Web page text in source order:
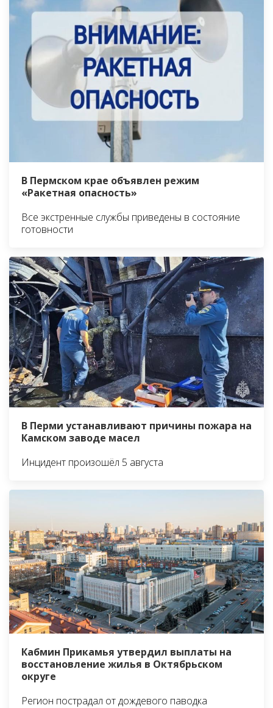
В Пермском крае объявлен режим
«Ракетная опасность»
Все экстренные службы приведены в состояние
готовности
В Перми устанавливают причины пожара на
Камском заводе масел
Инцидент произошёл 5 августа
Кабмин Прикамья утвердил выплаты на
восстановление жилья в Октябрьском
округе
Регион пострадал от дождевого паводка